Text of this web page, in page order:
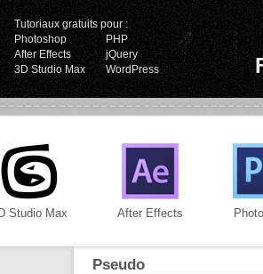
Tutoriaux gratuits pour :
Photoshop
PHP
After Effects
jQuery
3D Studio Max
WordPress
Studio Max After Effects
Pseudo